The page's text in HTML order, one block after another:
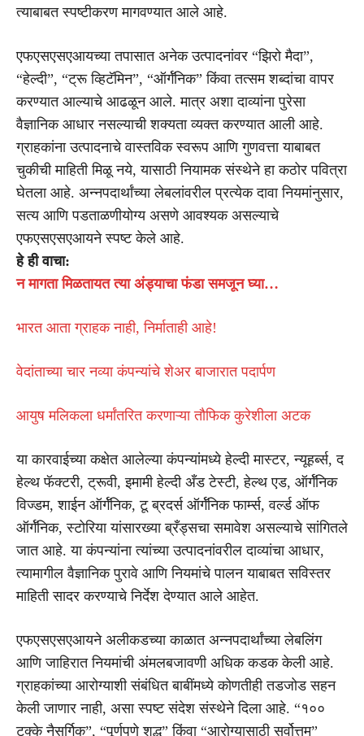
त्याबाबत स्पष्टीकरण मागवण्यात आले आहे.
एफएसएसएआयच्या तपासात अनेक उत्पादनांवर “झिरो मैदा”,
“हेल्दी”, “ट्रू व्हिटॅमिन”, “ऑर्गॅनिक” किंवा तत्सम शब्दांचा वापर
करण्यात आल्याचे आढळून आले. मात्र अशा दाव्यांना पुरेसा
वैज्ञानिक आधार नसल्याची शक्यता व्यक्त करण्यात आली आहे.
ग्राहकांना उत्पादनाचे वास्तविक स्वरूप आणि गुणवत्ता याबाबत
चुकीची माहिती मिळू नये, यासाठी नियामक संस्थेने हा कठोर पवित्रा
घेतला आहे. अन्नपदार्थांच्या लेबलांवरील प्रत्येक दावा नियमांनुसार,
सत्य आणि पडताळणीयोग्य असणे आवश्यक असल्याचे
एफएसएसएआयने स्पष्ट केले आहे.
हे ही वाचा:
न मागता मिळतायत त्या अंड्याचा फंडा समजून घ्या…
भारत आता ग्राहक नाही, निर्माताही आहे!
वेदांताच्या चार नव्या कंपन्यांचे शेअर बाजारात पदार्पण
आयुष मलिकला धर्मांतरित करणाऱ्या तौफिक कुरेशीला अटक
या कारवाईच्या कक्षेत आलेल्या कंपन्यांमध्ये हेल्दी मास्टर, न्यूहर्ब्स, द
हेल्थ फॅक्टरी, ट्रूवी, इमामी हेल्दी अँड टेस्टी, हेल्थ एड, ऑर्गॅनिक
विज्डम, शाईन ऑर्गॅनिक, टू ब्रदर्स ऑर्गॅनिक फार्म्स, वर्ल्ड ऑफ
ऑर्गॅनिक, स्टोरिया यांसारख्या ब्रँड्सचा समावेश असल्याचे सांगितले
जात आहे. या कंपन्यांना त्यांच्या उत्पादनांवरील दाव्यांचा आधार,
त्यामागील वैज्ञानिक पुरावे आणि नियमांचे पालन याबाबत सविस्तर
माहिती सादर करण्याचे निर्देश देण्यात आले आहेत.
एफएसएसएआयने अलीकडच्या काळात अन्नपदार्थांच्या लेबलिंग
आणि जाहिरात नियमांची अंमलबजावणी अधिक कडक केली आहे.
ग्राहकांच्या आरोग्याशी संबंधित बाबींमध्ये कोणतीही तडजोड सहन
केली जाणार नाही, असा स्पष्ट संदेश संस्थेने दिला आहे. “१००
टक्के नैसर्गिक”, “पूर्णपणे शुद्ध” किंवा “आरोग्यासाठी सर्वोत्तम”